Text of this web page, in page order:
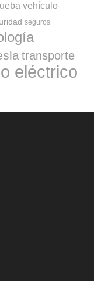
vehículo
seguros
transporte
eléctrico